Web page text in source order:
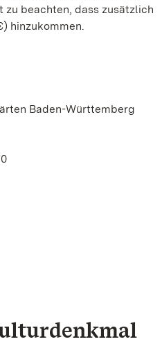
zu beachten, dass zusätzlich
hinzukommen.
Baden-Württemberg